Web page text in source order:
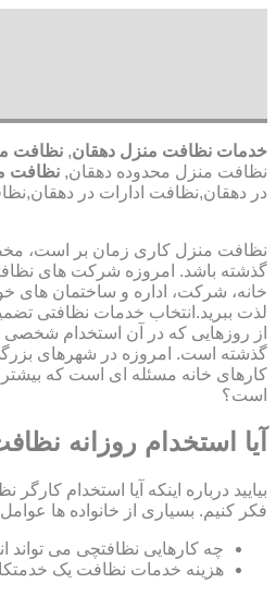
خدمات نظافت منزل دهقان, نظافت
نظافت منزل محدوده دهقان, نظافت
در دهقان,نظافت ادارات در
نظافت منزل کاری زمان بر است،
گذشته باشد. امروزه شرکت های
خانه، شرکت، اداره و ساختمان های
لذت ببرید.انتخاب خدمات نظافتی
از روزهایی که در آن استخدام
گذشته است. امروزه در شهرهای
کارهای خانه مسئله ای است که بیشتر
است؟
آیا استخدام روزانه
بیایید درباره اینکه آیا استخدام
فکر کنیم. بسیاری از خانواده ها
چه کارهایی نظافتچی می تواند
هزینه خدمات نظافت یک